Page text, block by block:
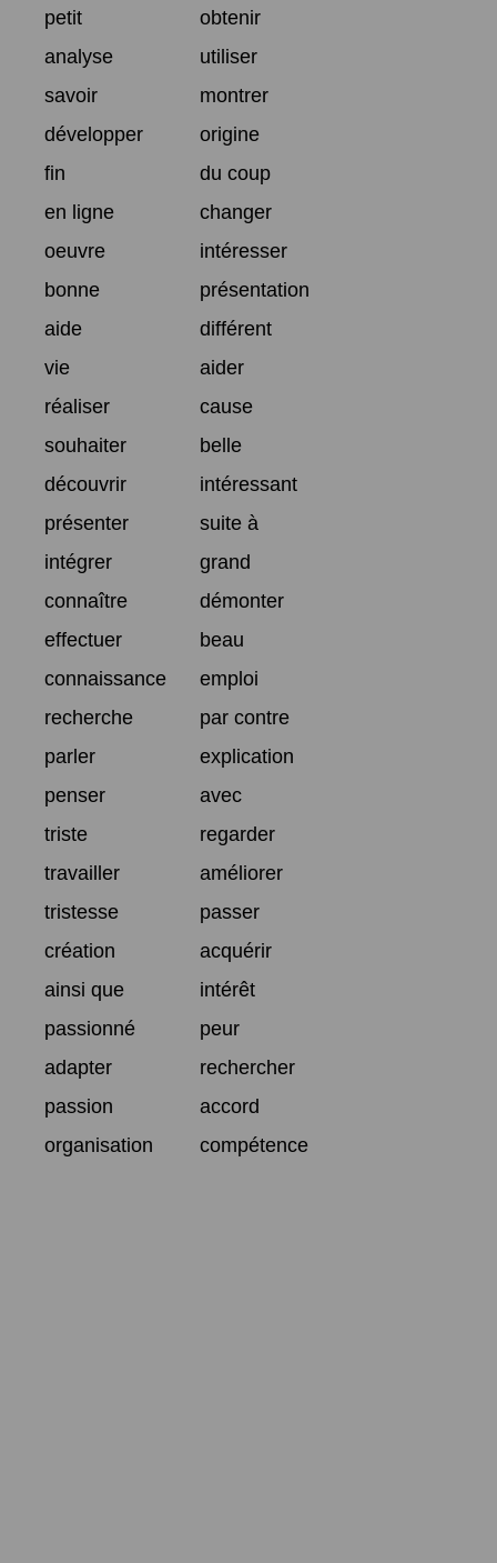
petit
obtenir
analyse
utiliser
savoir
montrer
développer
origine
fin
du coup
en ligne
changer
oeuvre
intéresser
bonne
présentation
aide
différent
vie
aider
réaliser
cause
souhaiter
belle
découvrir
intéressant
présenter
suite à
intégrer
grand
connaître
démonter
effectuer
beau
connaissance
emploi
recherche
par contre
parler
explication
penser
avec
triste
regarder
travailler
améliorer
tristesse
passer
création
acquérir
ainsi que
intérêt
passionné
peur
adapter
rechercher
passion
accord
organisation
compétence